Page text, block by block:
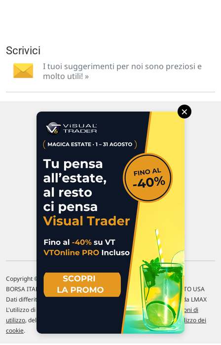
Scrivici
I tuoi suggerimenti per noi sono preziosi e
molto utili! »
47923 Rimini
P.IVA 02 452 460 401
Chi siamo
Commenti e segnalazioni
Contattaci
Copyright © 1996-2026 Traderlink Italia s.r.l.
BORSA ITALIANA Quotazioni di borsa differite di 15 min. / MERCATO USA
Dati differiti di 15 min. (fonte Intrinio) / FOREX Quotazioni fornite da LMAX
L'utilizzo di questo sito implica l'accettazione delle nostreCondizioni di
utilizzo, del Politiche sulla privacye dell'Utilizzo dei
cookie.
×